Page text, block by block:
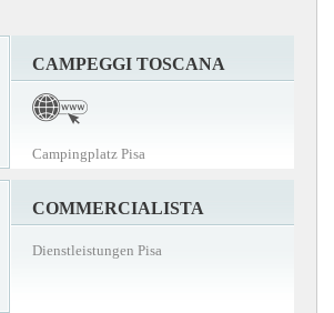
CAMPEGGI TOSCANA
Campingplatz Pisa
COMMERCIALISTA
Dienstleistungen Pisa